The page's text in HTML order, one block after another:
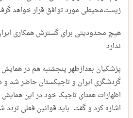
زیست‌محیطی مورد توافق قرار خواهد
هیچ محدودیتی برای گسترش همکاری
ندارد
پزشکیان بعدازظهر پنجشنبه هم در
گردشگری ایران و تاجیکستان حاضر شد
اظهارات همتای تاجیک خود در این
اشاره کرد و گفت: باید قوانین فعلی تردد